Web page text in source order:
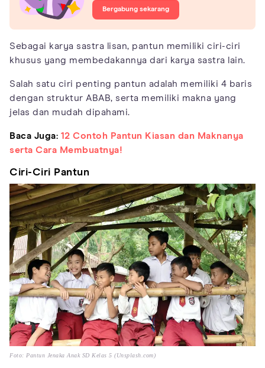
Bergabung sekarang
Sebagai karya sastra lisan, pantun memiliki ciri-ciri
khusus yang membedakannya dari karya sastra lain.
Salah satu ciri penting pantun adalah memiliki 4 baris
dengan struktur ABAB, serta memiliki makna yang
jelas dan mudah dipahami.
Baca Juga: 12 Contoh Pantun Kiasan dan Maknanya
serta Cara Membuatnya!
Ciri-Ciri Pantun
Foto: Pantun Jenaka Anak SD Kelas 5 (Unsplash.com)